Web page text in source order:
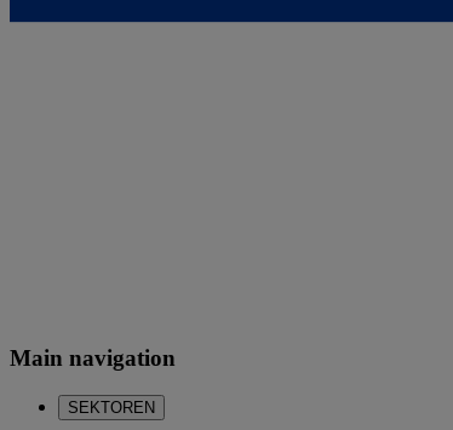
Main navigation
SEKTOREN